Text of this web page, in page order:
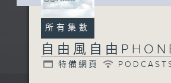
所有集數
自由風自由
特備網頁